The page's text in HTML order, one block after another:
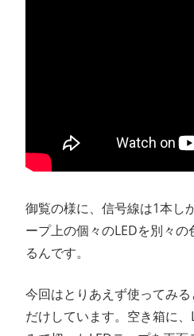
御覧の様に、信号線は1本し
ープ上の個々のLEDを別々
るんです。
今回はとりあえず使ってみ
だけしています。空き箱に